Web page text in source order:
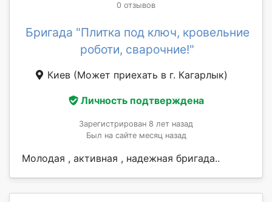
0 отзывов
Бригада "Плитка под ключ, кровельние
роботи, сварочние!"
Киев (Может приехать в г. Кагарлык)
Личность подтверждена
Зарегистрирован 8 лет назад
Был на сайте месяц назад
Молодая , активная , надежная бригада..